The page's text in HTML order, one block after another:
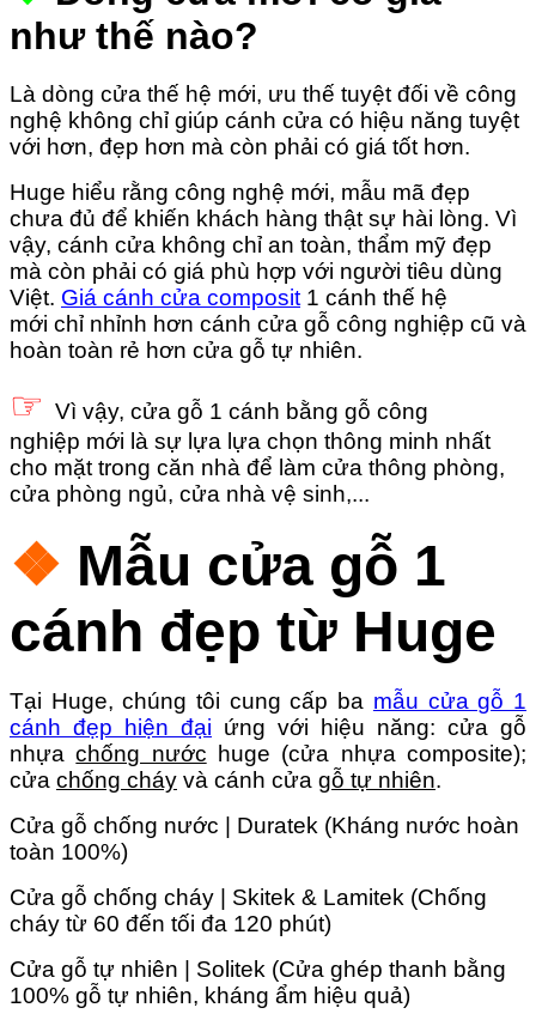
như thế nào?
Là dòng cửa thế hệ mới, ưu thế tuyệt đối về công
nghệ không chỉ giúp cánh cửa có hiệu năng tuyệt
với hơn, đẹp hơn mà còn phải có giá tốt hơn.
Huge hiểu rằng công nghệ mới, mẫu mã đẹp
chưa đủ để khiến khách hàng thật sự hài lòng. Vì
vậy, cánh cửa không chỉ an toàn, thẩm mỹ đẹp
mà còn phải có giá phù hợp với người tiêu dùng
Việt. Giá cánh cửa composit 1 cánh thế hệ
mới chỉ nhỉnh hơn cánh cửa gỗ công nghiệp cũ và
hoàn toàn rẻ hơn cửa gỗ tự nhiên.
☞ Vì vậy, cửa gỗ 1 cánh bằng gỗ công
nghiệp mới là sự lựa lựa chọn thông minh nhất
cho mặt trong căn nhà để làm cửa thông phòng,
cửa phòng ngủ, cửa nhà vệ sinh,...
❖ Mẫu cửa gỗ 1
cánh đẹp từ Huge
Tại Huge, chúng tôi cung cấp ba mẫu cửa gỗ 1
cánh đẹp hiện đại ứng với hiệu năng: cửa gỗ
nhựachống nước huge (cửa nhựa composite);
cửa chống cháy và cánh cửa gỗ tự nhiên.
Cửa gỗ chống nước | Duratek (Kháng nước hoàn
toàn 100%)
Cửa gỗ chống cháy | Skitek & Lamitek (Chống
cháy từ 60 đến tối đa 120 phút)
Cửa gỗ tự nhiên | Solitek (Cửa ghép thanh bằng
100% gỗ tự nhiên, kháng ẩm hiệu quả)